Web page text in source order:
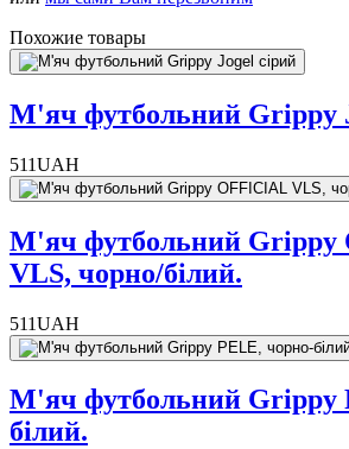
Похожие товары
М'яч футбольний Grippy
511UAH
М'яч футбольний Grippy
VLS, чорно/білий.
511UAH
М'яч футбольний Grippy
білий.